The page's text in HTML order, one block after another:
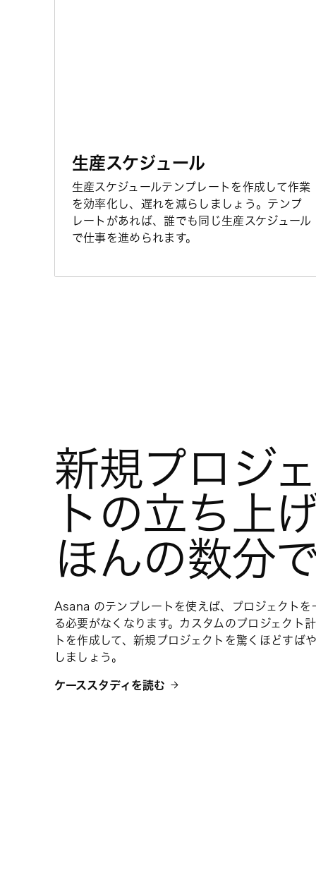
生産スケジュール
生産スケジュールテンプレートを作成して作業
を効率化し、遅れを減らしましょう。テンプ
レートがあれば、誰でも同じ生産スケジュール
で仕事を進められます。
新規プロジ
トの立ち上
ほんの数分
Asana のテンプレートを使えば、プロジェクトを
る必要がなくなります。カスタムのプロジェクト
トを作成して、新規プロジェクトを驚くほどすば
しましょう。
ケーススタディを読む